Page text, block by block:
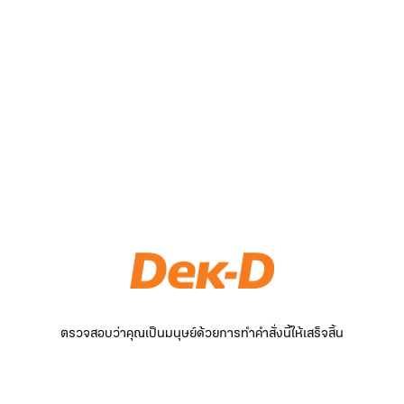
ตรวจสอบว่าคุณเป็นมนุษย์ด้วยการทำคำสั่งนี้ให้เสร็จสิ้น